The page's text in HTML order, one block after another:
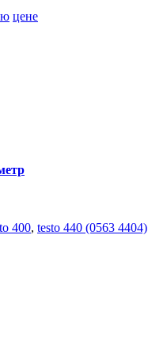
цене
400, testo 440 (0563 4404)